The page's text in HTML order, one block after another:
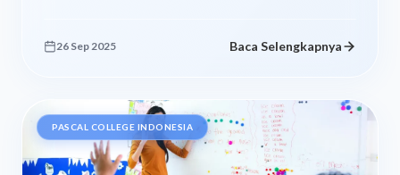
26 Sep 2025 Baca Selengkapnya
PASCAL COLLEGE INDONESIA